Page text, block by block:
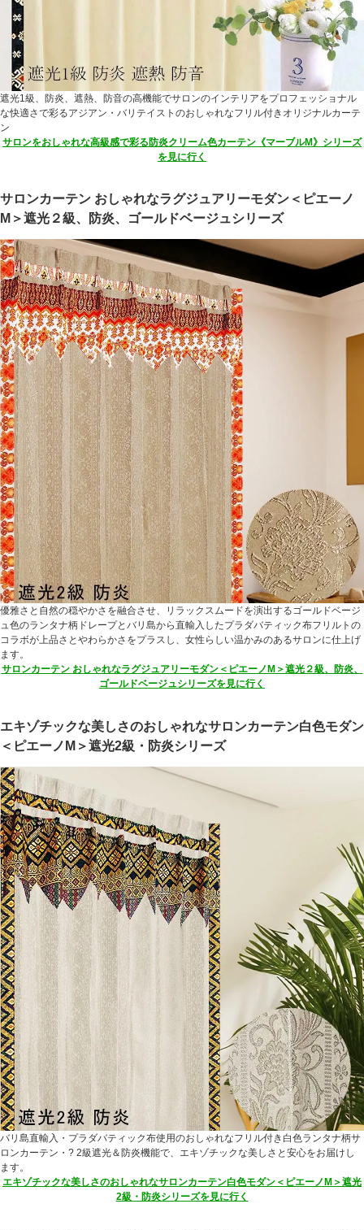
遮光1級、防炎、遮熱、防音の高機能でサロンのインテリアをプロフェッショナル
な快適さで彩るアジアン・バリテイストのおしゃれなフリル付きオリジナルカーテ
ン
サロンをおしゃれな高級感で彩る防炎クリーム色カーテン《マーブルM》シリーズ
を見に行く
サロンカーテン おしゃれなラグジュアリーモダン＜ピエーノ
M＞遮光２級、防炎、ゴールドベージュシリーズ
優雅さと自然の穏やかさを融合させ、リラックスムードを演出するゴールドベージ
ュ色のランタナ柄ドレープとバリ島から直輸入したプラダバティック布フリルトの
コラボが上品さとやわらかさをプラスし、女性らしい温かみのあるサロンに仕上げ
ます。
サロンカーテン おしゃれなラグジュアリーモダン＜ピエーノM＞遮光２級、防炎、
ゴールドベージュシリーズを見に行く
エキゾチックな美しさのおしゃれなサロンカーテン白色モダン
＜ピエーノM＞遮光2級・防炎シリーズ
バリ島直輸入・プラダバティック布使用のおしゃれなフリル付き白色ランタナ柄サ
ロンカーテン・? 2級遮光＆防炎機能で、エキゾチックな美しさと安心をお届けし
ます。
エキゾチックな美しさのおしゃれなサロンカーテン白色モダン＜ピエーノM＞遮光
2級・防炎シリーズを見に行く